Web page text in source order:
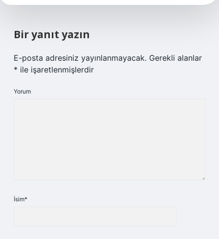
Bir yanıt yazın
E-posta adresiniz yayınlanmayacak. Gerekli alanlar
* ile işaretlenmişlerdir
Yorum
İsim*